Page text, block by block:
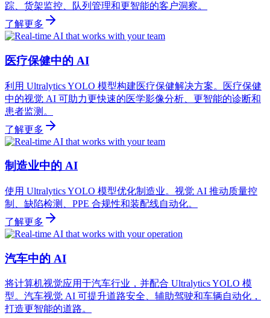
踪、货架监控、队列管理和更智能的客户洞察。
了解更多
医疗保健中的 AI
利用 Ultralytics YOLO 模型构建医疗保健解决方案。医疗保健
中的视觉 AI 可助力更快速的医学影像分析、更智能的诊断和
患者监测。
了解更多
制造业中的 AI
使用 Ultralytics YOLO 模型优化制造业。视觉 AI 推动质量控
制、缺陷检测、PPE 合规性和装配线自动化。
了解更多
汽车中的 AI
将计算机视觉应用于汽车行业，并配合 Ultralytics YOLO 模
型。汽车视觉 AI 可提升道路安全、辅助驾驶和车辆自动化，
打造更智能的道路。